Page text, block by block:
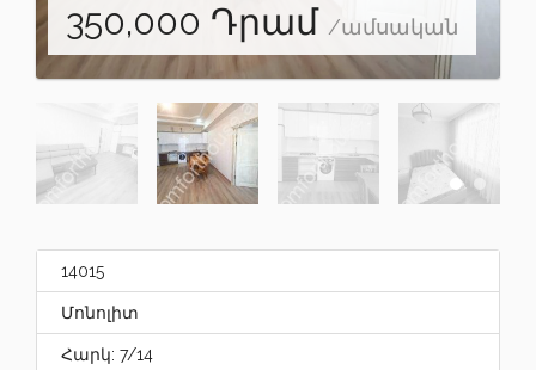
350,000 Դրամ /ամսական
14015
Մոնոլիտ
Հարկ: 7/14